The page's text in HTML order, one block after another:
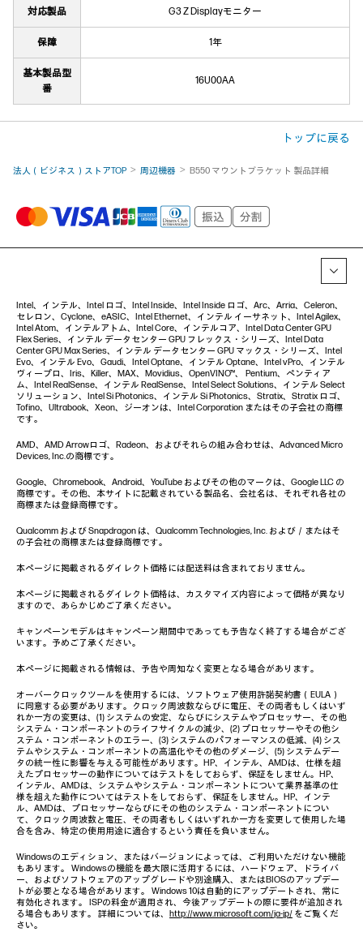
対応製品 G3 Z Displayモニター
保障 1年
基本製品型
番
16U00AA
トップに戻る
法人（ビジネス）ストアTOP 周辺機器 B550 マウントブラケット 製品詳細
Intel、インテル、Intel ロゴ、Intel Inside、Intel Inside ロゴ、Arc、Arria、Celeron、
セレロン、Cyclone、eASIC、Intel Ethernet、インテル イーサネット、Intel Agilex、
Intel Atom、インテルアトム、Intel Core、インテルコア、Intel Data Center GPU
Flex Series、インテル データセンター GPU フレックス・シリーズ、Intel Data
Center GPU Max Series、インテル データセンター GPU マックス・シリーズ、Intel
Evo、インテル Evo、Gaudi、Intel Optane、インテル Optane、Intel vPro、インテル
ヴィープロ、Iris、Killer、MAX、Movidius、OpenVINO™、 Pentium、ペンティア
ム、Intel RealSense、インテル RealSense、Intel Select Solutions、インテル Select
ソリューション、Intel Si Photonics、インテル Si Photonics、Stratix、Stratix ロゴ、
Tofino、Ultrabook、Xeon、ジーオンは、Intel Corporation またはその子会社の商標
です。
AMD、AMD Arrowロゴ、Radeon、およびそれらの組み合わせは、Advanced Micro
Devices, Inc.の商標です。
Google、Chromebook、Android、YouTube およびその他のマークは、Google LLC の
商標です。その他、本サイトに記載されている製品名、会社名は、それぞれ各社の
商標または登録商標です。
Qualcomm および Snapdragon は、Qualcomm Technologies, Inc. および／またはそ
の子会社の商標または登録商標です。
本ページに掲載されるダイレクト価格には配送料は含まれておりません。
本ページに掲載されるダイレクト価格は、カスタマイズ内容によって価格が異なり
ますので、あらかじめご了承ください。
キャンペーンモデルはキャンペーン期間中であっても予告なく終了する場合がござ
います。予めご了承ください。
本ページに掲載される情報は、予告や周知なく変更となる場合があります。
オーバークロックツールを使用するには、ソフトウェア使用許諾契約書（EULA）
に同意する必要があります。クロック周波数ならびに電圧、その両者もしくはいず
れか一方の変更は、(1) システムの安定、ならびにシステムやプロセッサー、その他
システム・コンポーネントのライフサイクルの減少、(2) プロセッサーやその他シ
ステム・コンポーネントのエラー、(3) システムのパフォーマンスの低減、(4) シス
テムやシステム・コンポーネントの高温化やその他のダメージ、(5) システムデー
タの統一性に影響を与える可能性があります。HP、インテル、AMDは、仕様を超
えたプロセッサーの動作についてはテストをしておらず、保証をしません。HP、
インテル、AMDは、システムやシステム・コンポーネントについて業界基準の仕
様を超えた動作についてはテストをしておらず、保証をしません。HP、インテ
ル、AMDは、プロセッサーならびにその他のシステム・コンポーネントについ
て、クロック周波数と電圧、その両者もしくはいずれか一方を変更して使用した場
合を含み、特定の使用用途に適合するという責任を負いません。
Windowsのエディション、またはバージョンによっては、ご利用いただけない機能
もあります。 Windowsの機能を最大限に活用するには、ハードウェア、ドライバ
ー、およびソフトウェアのアップグレードや別途購入、またはBIOSのアップデー
トが必要となる場合があります。 Windows 10は自動的にアップデートされ、常に
有効化されます。 ISPの料金が適用され、今後アップデートの際に要件が追加され
る場合もあります。 詳細については、 http://www.microsoft.com/ja-jp/ をご覧くだ
さい。